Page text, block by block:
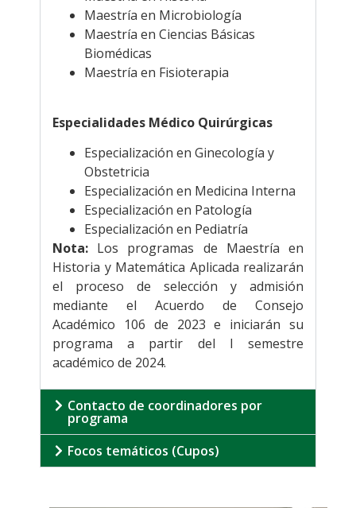
Maestría en Microbiología
Maestría en Ciencias Básicas
Biomédicas
Maestría en Fisioterapia
Especialidades Médico Quirúrgicas
Especialización en Ginecología y
Obstetricia
Especialización en Medicina Interna
Especialización en Patología
Especialización en Pediatría
Nota: Los programas de Maestría en
Historia y Matemática Aplicada realizarán
el proceso de selección y admisión
mediante el Acuerdo de Consejo
Académico 106 de 2023 e iniciarán su
programa a partir del I semestre
académico de 2024.
Contacto de coordinadores por
programa
Focos temáticos (Cupos)